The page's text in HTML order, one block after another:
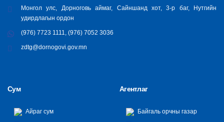
Монгол улс, Дорноговь аймаг, Сайншанд хот, 3-р баг, Нутгийн
удирдлагын ордон
(976) 7723 1111, (976) 7052 3036
zdtg@dornogovi.gov.mn
Сум
Айраг сум
Агентлаг
Байгаль орчны газар